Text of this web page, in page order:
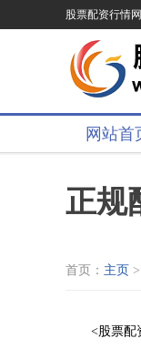
股票配资行情网
网站首
正规
首页： 主页 >
<股票配